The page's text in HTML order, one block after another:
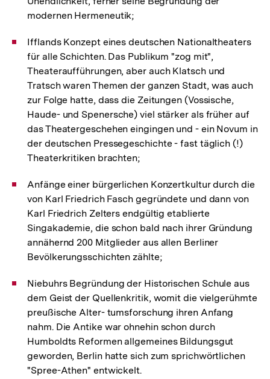
modernen Hermeneutik;
Ifflands Konzept eines deutschen Nationaltheaters
für alle Schichten. Das Publikum "zog mit",
Theateraufführungen, aber auch Klatsch und
Tratsch waren Themen der ganzen Stadt, was auch
zur Folge hatte, dass die Zeitungen (Vossische,
Haude- und Spenersche) viel stärker als früher auf
das Theatergeschehen eingingen und - ein Novum in
der deutschen Pressegeschichte - fast täglich (!)
Theaterkritiken brachten;
Anfänge einer bürgerlichen Konzertkultur durch die
von Karl Friedrich Fasch gegründete und dann von
Karl Friedrich Zelters endgültig etablierte
Singakademie, die schon bald nach ihrer Gründung
annähernd 200 Mitglieder aus allen Berliner
Bevölkerungsschichten zählte;
Niebuhrs Begründung der Historischen Schule aus
dem Geist der Quellenkritik, womit die vielgerühmte
preußische Alter- tumsforschung ihren Anfang
nahm. Die Antike war ohnehin schon durch
Humboldts Reformen allgemeines Bildungsgut
geworden, Berlin hatte sich zum sprichwörtlichen
"Spree-Athen" entwickelt.